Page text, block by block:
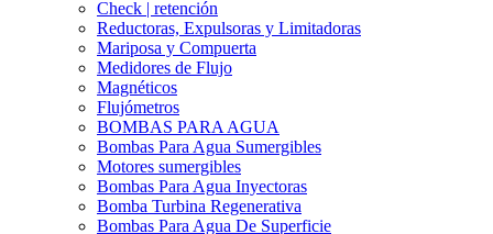
Check | retención
Reductoras, Expulsoras y Limitadoras
Mariposa y Compuerta
Medidores de Flujo
Magnéticos
Flujómetros
BOMBAS PARA AGUA
Bombas Para Agua Sumergibles
Motores sumergibles
Bombas Para Agua Inyectoras
Bomba Turbina Regenerativa
Bombas Para Agua De Superficie